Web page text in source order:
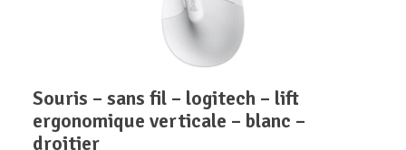
souris – sans fil – logitech – lift
ergonomique verticale – blanc –
droitier